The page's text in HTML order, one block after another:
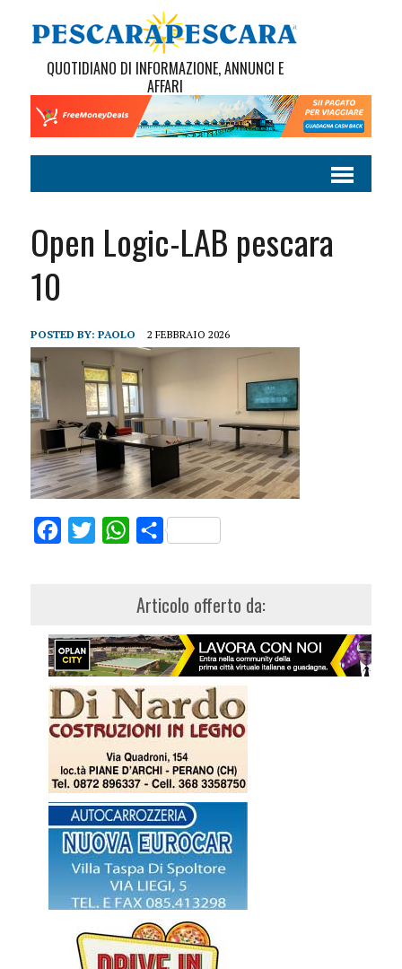
QUOTIDIANO DI INFORMAZIONE, ANNUNCI E
AFFARI
Open Logic-LAB pescara
10
POSTED BY: PAOLO 2 FEBBRAIO 2026
FacebookTwitterWhatsApp
Share
Articolo offerto da: